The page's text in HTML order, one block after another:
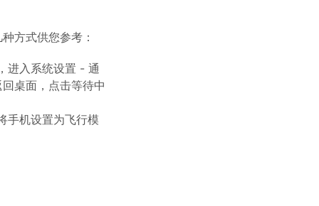
方式供您参考：
进入系统设置 - 通
桌面，点击等待中
手机设置为飞行模